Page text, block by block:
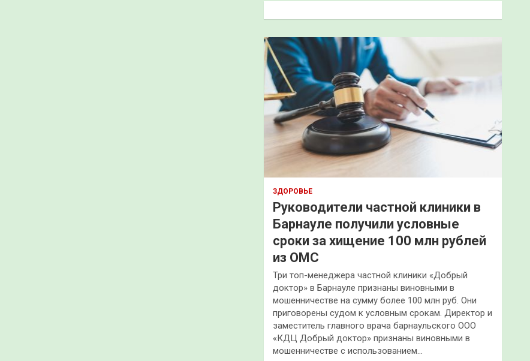
к
ЗДОРОВЬЕ
Руководители частной клиники в
Барнауле получили условные
сроки за хищение 100 млн рублей
из ОМС
Три топ-менеджера частной клиники «Добрый
доктор» в Барнауле признаны виновными в
мошенничестве на сумму более 100 млн руб. Они
приговорены судом к условным срокам. Директор и
заместитель главного врача барнаульского ООО
«КДЦ Добрый доктор» признаны виновными в
мошенничестве с использованием…